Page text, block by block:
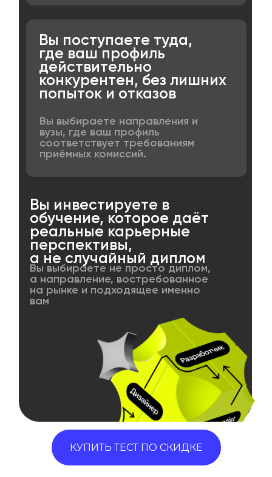
Вы выбираете направления и
вузы, где ваш профиль
соответствует требованиям
приёмных комиссий.
Вы выбираете не просто диплом,
а направление, востребованное
на рынке и подходящее именно
вам
Вы поступаете туда,
где ваш профиль
действительно
конкурентен, без лишних
попыток и отказов
Вы инвестируете в
обучение, которое даёт
реальные карьерные
перспективы,
а не случайный диплом
КУПИТЬ ТЕСТ ПО СКИДКЕ